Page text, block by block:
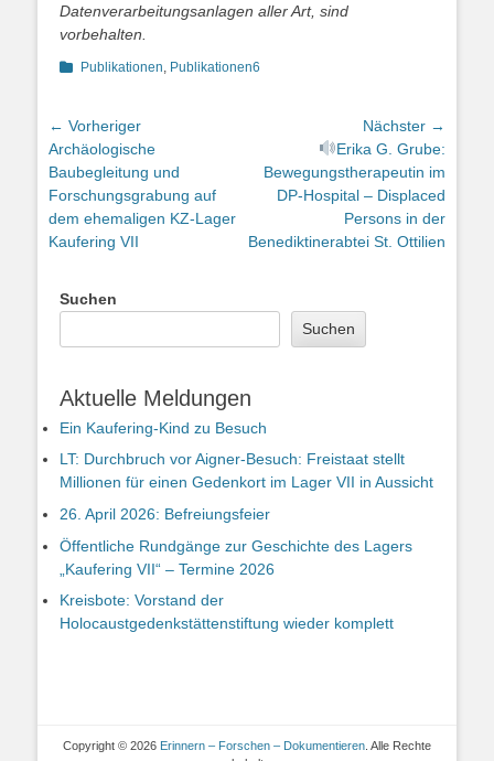
Datenverarbeitungsanlagen aller Art, sind
vorbehalten.
Kategorien
Publikationen Publikationen6
Beitragsnavigation
← Vorheriger
Vorheriger
Beitrag:
Archäologische
Baubegleitung und
Forschungsgrabung auf
dem ehemaligen KZ-Lager
Kaufering VII
Nächster →
Beitrag:
Erika G. Grube:
Bewegungstherapeutin im
DP-Hospital – Displaced
Persons in der
Benediktinerabtei St. Ottilien
Suchen
Suchen
Aktuelle Meldungen
Ein Kaufering-Kind zu Besuch
LT: Durchbruch vor Aigner-Besuch: Freistaat stellt
Millionen für einen Gedenkort im Lager VII in Aussicht
26. April 2026: Befreiungsfeier
Öffentliche Rundgänge zur Geschichte des Lagers
„Kaufering VII“ – Termine 2026
Kreisbote: Vorstand der
Holocaustgedenkstättenstiftung wieder komplett
Copyright © 2026 Erinnern – Forschen – Dokumentieren . Alle Rechte